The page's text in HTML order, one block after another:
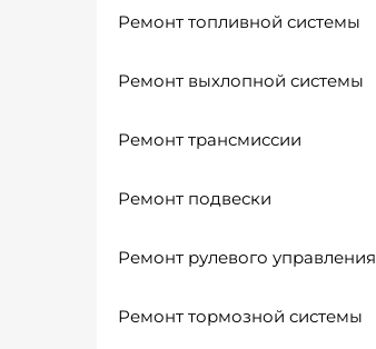
Ремонт топливной системы
Ремонт выхлопной системы
Ремонт трансмиссии
Ремонт подвески
Ремонт рулевого управления
Ремонт тормозной системы